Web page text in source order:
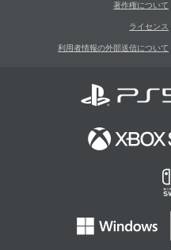
著作権について
ライセンス
利用者情報の外部送信について